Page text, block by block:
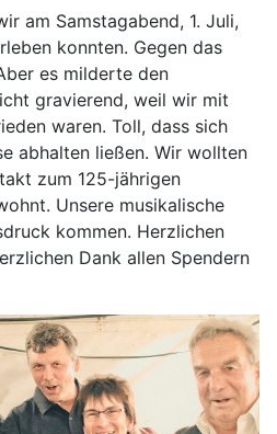
am Samstagabend, 1. Juli,
konnten. Gegen das
es milderte den
gravierend, weil wir mit
waren. Toll, dass sich
abhalten ließen. Wir wollten
zum 125-jährigen
Unsere musikalische
kommen. Herzlichen
Dank allen Spendern